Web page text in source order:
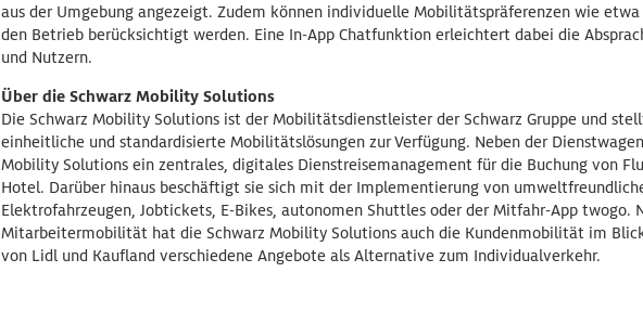
aus der Umgebung angezeigt. Zudem können individuelle Mobilitätspräferenzen wie
den Betrieb berücksichtigt werden. Eine In-App Chatfunktion erleichtert dabei die
und Nutzern.
Über die Schwarz Mobility Solutions
Die Schwarz Mobility Solutions ist der Mobilitätsdienstleister der Schwarz Gruppe und
einheitliche und standardisierte Mobilitätslösungen zur Verfügung. Neben der
Mobility Solutions ein zentrales, digitales Dienstreisemanagement für die Buchung von
Hotel. Darüber hinaus beschäftigt sie sich mit der Implementierung von
Elektrofahrzeugen, Jobtickets, E-Bikes, autonomen Shuttles oder der Mitfahr-App twogo.
Mitarbeitermobilität hat die Schwarz Mobility Solutions auch die Kundenmobilität im
von Lidl und Kaufland verschiedene Angebote als Alternative zum Individualverkehr.